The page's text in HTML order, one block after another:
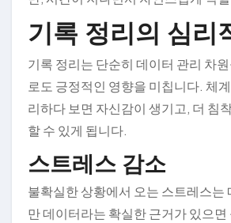
기록 정리의 심리
기록 정리는 단순히 데이터 관리 차
로도 긍정적인 영향을 미칩니다. 체
리하다 보면 자신감이 생기고, 더 침
할 수 있게 됩니다.
스트레스 감소
불확실한 상황에서 오는 스트레스는
만 데이터라는 확실한 근거가 있으면